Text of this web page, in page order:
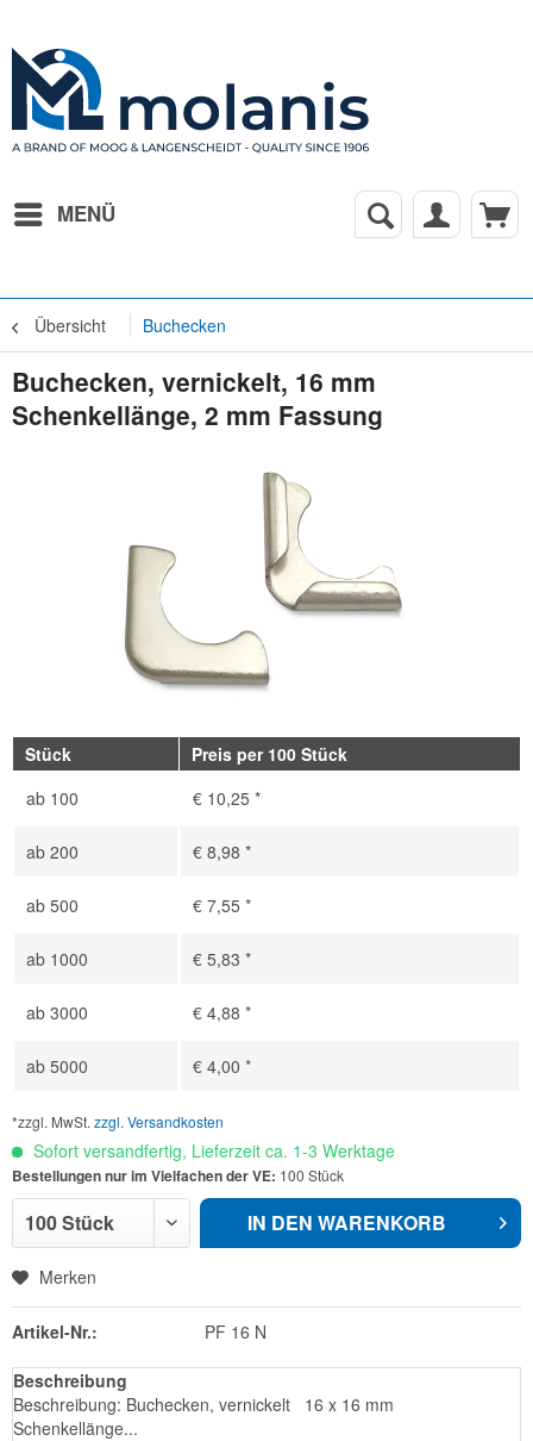
MENÜ
Übersicht Buchecken
Buchecken, vernickelt, 16 mm
Schenkellänge, 2 mm Fassung
Stück
Preis per 100 Stück
ab 100 € 10,25 *
ab 200 € 8,98 *
ab 500 € 7,55 *
ab 1000 € 5,83 *
ab 3000 € 4,88 *
ab 5000 € 4,00 *
*zzgl. MwSt. zzgl. Versandkosten
Sofort versandfertig, Lieferzeit ca. 1-3 Werktage
Bestellungen nur im Vielfachen der VE: 100 Stück
IN DEN WARENKORB
Merken
Artikel-Nr.: PF 16 N
Beschreibung
Beschreibung: Buchecken, vernickelt 16 x 16 mm
Schenkellänge...